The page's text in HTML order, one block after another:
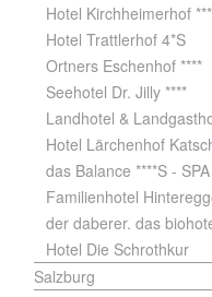
Hotel Kirchheimerhof
Hotel Trattlerhof 4*S
Ortners Eschenhof ****
Seehotel Dr. Jilly ****
Landhotel &
Hotel Lärchenhof
das Balance ****S -
Familienhotel
der daberer. das
Hotel Die Schrothkur
Salzburg